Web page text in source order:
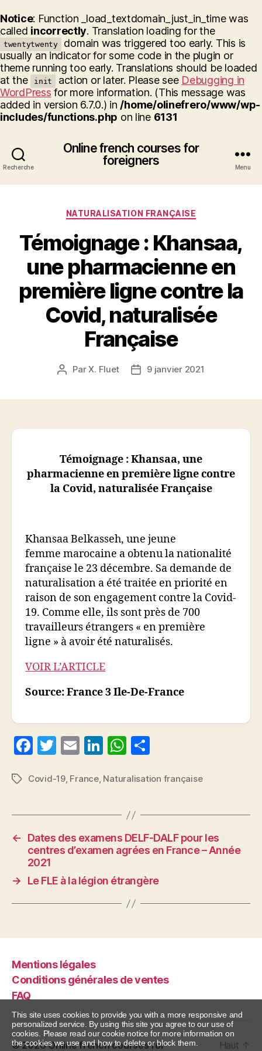
Notice: Function _load_textdomain_just_in_time was
called incorrectly. Translation loading for the
twentytwenty
domain was triggered too early. This is
usually an indicator for some code in the plugin or
theme running too early. Translations should be loaded
at the
init action or later. Please see Debugging in
WordPress for more information. (This message was
added in version 6.7.0.) in /home/olinefrero/www/wp-
includes/functions.php on line 6131
Recherche
Online french courses for
foreigners
Menu
Catégories
NATURALISATION FRANÇAISE
Témoignage : Khansaa,
une pharmacienne en
première ligne contre la
Covid, naturalisée
Française
Auteur
ParX. Fluet
Date9 janvier 2021
Témoignage : Khansaa, une
pharmacienne en première ligne contre
la Covid, naturalisée Française
Khansaa Belkasseh, une jeune
femme marocaine a obtenu la nationalité
française le 23 décembre. Sa demande de
naturalisation a été traitée en priorité en
raison de son engagement contre la Covid-
19. Comme elle, ils sont près de 700
travailleurs étrangers « en première
ligne » à avoir été naturalisés.
VOIR L’ARTICLE
Source: France 3 Ile-De-France
F
c
b
o
o
k
T
itt
E
ai
Li
k
dI
n
W
at
A
p
p
rt
g
er
Étiquettes
Covid-19, France, Naturalisation française
←
Dates des examens DELF-DALF pour les
centres d’examen agrées en France – Année
2021
→
Le FLE à la légion étrangère
Mentions légales
Conditions générales de ventes
FAQ
© 2026Online french courses for Haut ↑
This site uses cookies to provide you with a more responsive and
personalized service. By using this site you agree to our use of
cookies. Please read our cookie notice for more information on
the cookies we use and how to delete or block them.